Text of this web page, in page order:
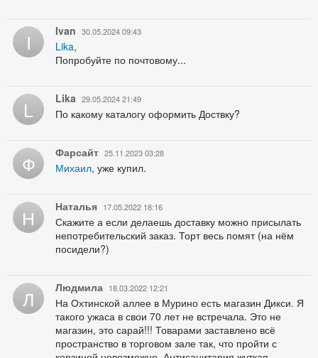
I Ivan 30.05.2024 09:43
Lika,
Попробуйте по почтовому...
L Lika 29.05.2024 21:49
По какому каталогу оформить Доствку?
Ф Фарсайт 25.11.2023 03:28
Михаил, уже купил.
Н Наталья 17.05.2022 18:16
Скажите а если делаешь доставку можно присылать
непотребительский заказ. Торт весь помят (на нём
посидели?)
Л Людмила 18.03.2022 12:21
На Охтинской аллее в Мурино есть магазин Дикси. Я
такого ужаса в свои 70 лет не встречала. Это не
магазин, это сарай!!! Товарами заставлено всё
пространство в торговом зале так, что пройти с